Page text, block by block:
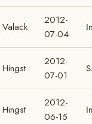
Valack
2012-
07-04
Hingst
2012-
07-01
Hingst
2012-
06-15